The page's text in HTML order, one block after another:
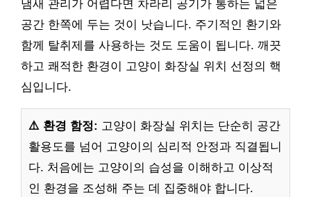
냄새 관리가 어렵다면 차라리 공기가 통하는 넓은
공간 한쪽에 두는 것이 낫습니다. 주기적인 환기와
함께 탈취제를 사용하는 것도 도움이 됩니다. 깨끗
하고 쾌적한 환경이 고양이 화장실 위치 선정의 핵
심입니다.
⚠️ 환경 함정: 고양이 화장실 위치는 단순히 공간
활용도를 넘어 고양이의 심리적 안정과 직결됩니
다. 처음에는 고양이의 습성을 이해하고 이상적
인 환경을 조성해 주는 데 집중해야 합니다.